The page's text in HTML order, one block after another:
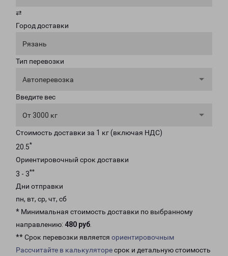
⇄
Город доставки
Рязань
Тип перевозки
Автоперевозка
Введите вес
От 3000 кг
Стоимость доставки за 1 кг (включая НДС)
20.5*
Ориентировочный срок доставки
3 - 3**
Дни отправки
пн, вт, ср, чт, сб
* Минимальная стоимость доставки по выбранному
направлению: 480 руб.
** Срок перевозки является ориентировочным
Рассчитайте в калькуляторесрок и детальную стоимость